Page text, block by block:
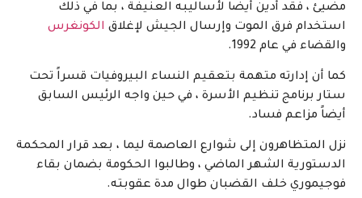
مضيئ ، فقد أدين أيضًا لأساليبه العنيفة ، بما في ذلك
استخدام فرق الموت وإرسال الجيش لإغلاق الكونغرس
والقضاء في عام 1992.
كما أن إدارته متهمة بتعقيم النساء البيروفيات قسراً تحت
ستار برنامج تنظيم الأسرة ، في حين واجه الرئيس السابق
أيضاً مزاعم فساد.
نزل المتظاهرون إلى شوارع العاصمة ليما ، بعد قرار المحكمة
الدستورية الشهر الماضي ، وطالبوا الحكومة بضمان بقاء
فوجيموري خلف القضبان طوال مدة عقوبته.